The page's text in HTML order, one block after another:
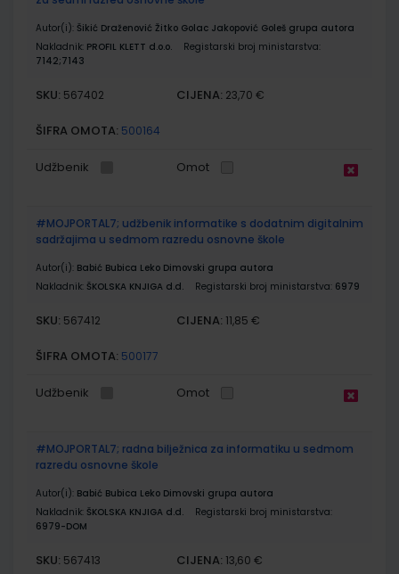
Autor(i): Šikić Draženović Žitko Golac Jakopović Goleš grupa autora
Nakladnik: PROFIL KLETT d.o.o.
Registarski broj ministarstva:
7142;7143
SKU: 567402 CIJENA: 23,70 €
ŠIFRA OMOTA: 500164
Udžbenik Omot
#MOJPORTAL7; udžbenik informatike s dodatnim digitalnim
sadržajima u sedmom razredu osnovne škole
Autor(i): Babić Bubica Leko Dimovski grupa autora
Nakladnik: ŠKOLSKA KNJIGA d.d. Registarski broj ministarstva: 6979
SKU: 567412 CIJENA: 11,85 €
ŠIFRA OMOTA: 500177
Udžbenik Omot
#MOJPORTAL7; radna bilježnica za informatiku u sedmom
razredu osnovne škole
Autor(i): Babić Bubica Leko Dimovski grupa autora
Nakladnik: ŠKOLSKA KNJIGA d.d.
Registarski broj ministarstva:
6979-DOM
SKU: 567413 CIJENA: 13,60 €